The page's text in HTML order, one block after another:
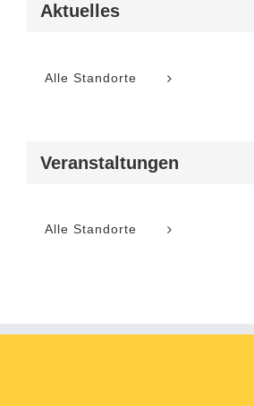
Aktuelles
Alle Standorte
Veranstaltungen
Alle Standorte